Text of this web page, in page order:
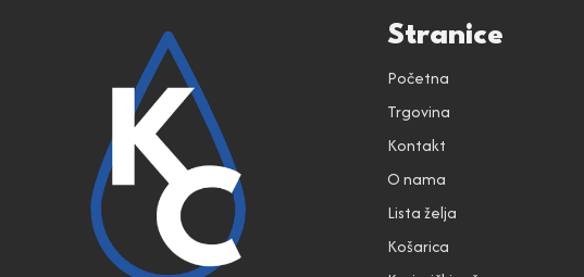
Stranice
Početna
Trgovina
Kontakt
O nama
Lista želja
Košarica